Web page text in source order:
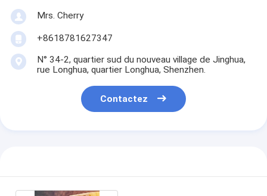
Mrs. Cherry
+8618781627347
N° 34-2, quartier sud du nouveau village de Jinghua,
rue Longhua, quartier Longhua, Shenzhen.
Contactez